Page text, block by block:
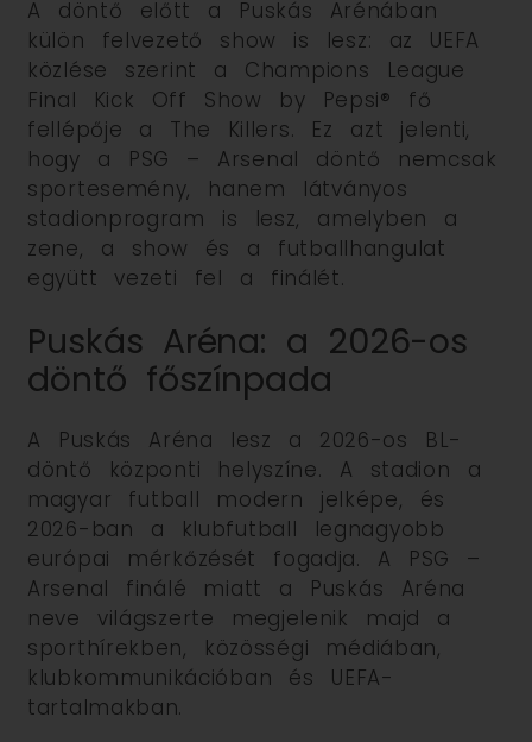
A döntő előtt a Puskás Arénában
külön felvezető show is lesz: az UEFA
közlése szerint a Champions League
Final Kick Off Show by Pepsi® fő
fellépője a The Killers. Ez azt jelenti,
hogy a PSG – Arsenal döntő nemcsak
sportesemény, hanem látványos
stadionprogram is lesz, amelyben a
zene, a show és a futballhangulat
együtt vezeti fel a finálét.
Puskás Aréna: a 2026-os
döntő főszínpada
A Puskás Aréna lesz a 2026-os BL-
döntő központi helyszíne. A stadion a
magyar futball modern jelképe, és
2026-ban a klubfutball legnagyobb
európai mérkőzését fogadja. A PSG –
Arsenal finálé miatt a Puskás Aréna
neve világszerte megjelenik majd a
sporthírekben, közösségi médiában,
klubkommunikációban és UEFA-
tartalmakban.